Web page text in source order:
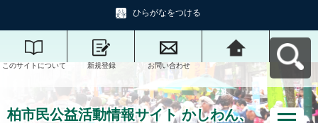
ひらがなをつける
このサイトについて 新規登録 お問い合わせ
柏市民公益活動情報
サイト かしわん、ぽ
っ？へ戻る
柏市民公益活動情報サイト かしわん、